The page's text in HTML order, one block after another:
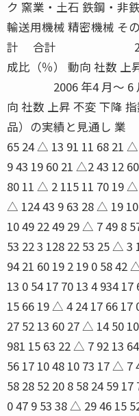
ク 窯業・土石 鉄鋼・非
輸送用機械 精密機械
計 合計 2006 年1
成比（％） 動向 社数
2006 年4 月〜 6 月
向 社数 上昇 不変 下降
品）の実績と見通し
65 24 △ 13 91 11 68 21
9 43 19 60 21 △2 43 12
80 11 △ 2 115 11 70 19
△ 124 43 9 63 28 △ 19
10 49 22 49 29 △ 7 49 8
53 22 3 128 22 53 25 △ 3
94 21 60 19 2 19 0 58 42
13 0 54 17 70 13 4 934
15 66 19 △ 4 24 17 66
27 52 13 60 27 △ 14 50
981 15 63 22 △ 7 92 13
56 17 10 48 10 73 17 △ 7
58 28 52 20 8 58 24 59
0 47 9 53 38 △ 29 46 15